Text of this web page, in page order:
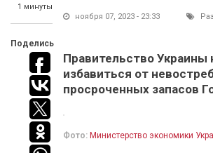
1 минуты
Поделись
ноября 07, 2023 - 23:33
Правительство Украины
избавиться от
просроченных запасов
Фото: Министерство экономики